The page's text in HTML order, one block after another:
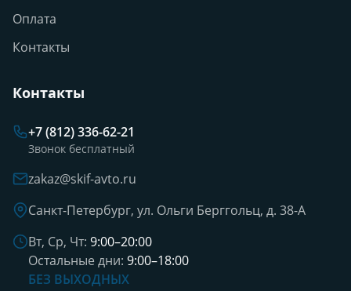
Оплата
Контакты
Контакты
+7 (812) 336-62-21
Звонок бесплатный
zakaz@skif-avto.ru
Санкт-Петербург, ул. Ольги Берггольц, д. 38-А
Вт, Ср, Чт: 9:00–20:00
Остальные дни: 9:00–18:00
БЕЗ ВЫХОДНЫХ